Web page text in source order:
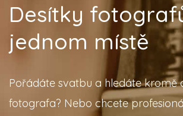
Desítky
jednom místě
Pořádáte svatbu a hledáte kromě
fotografa? Nebo chcete